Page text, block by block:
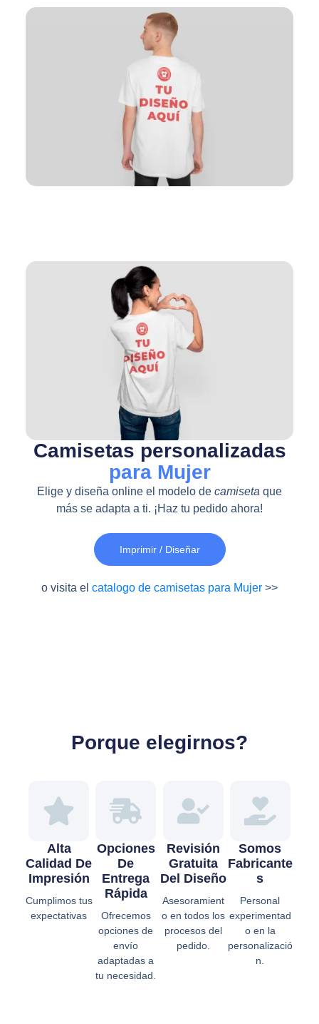
Camisetas personalizadas
para Mujer
Elige y diseña online el modelo de camiseta que
más se adapta a ti. ¡Haz tu pedido ahora!
Imprimir / Diseñar
o visita el catalogo de camisetas para Mujer >>
Porque elegirnos?
Alta
Calidad De
Impresión
Cumplimos tus
expectativas
Opciones
De
Entrega
Rápida
Ofrecemos
opciones de
envío
adaptadas a
tu necesidad.
Revisión
Gratuita
Del Diseño
Asesoramient
o en todos los
procesos del
pedido.
Somos
Fabricante
S
Personal
experimentad
o en la
personalizació
n.